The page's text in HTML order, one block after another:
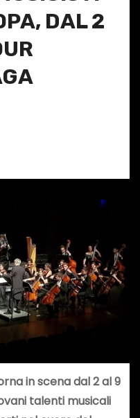
DAL 2
in scena dal 2 al 9
talenti musicali